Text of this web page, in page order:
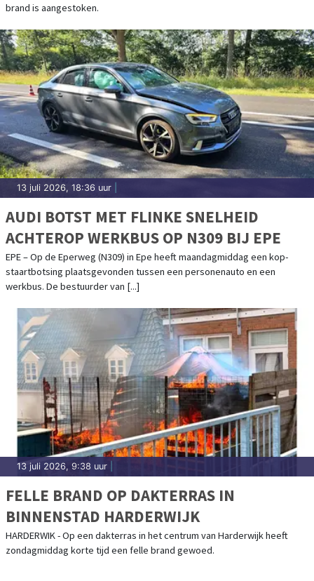
brand is aangestoken.
13 juli 2026, 18:36 uur
AUDI BOTST MET FLINKE SNELHEID
ACHTEROP WERKBUS OP N309 BIJ EPE
EPE – Op de Eperweg (N309) in Epe heeft maandagmiddag een kop-
staartbotsing plaatsgevonden tussen een personenauto en een
werkbus. De bestuurder van [...]
13 juli 2026, 9:38 uur
FELLE BRAND OP DAKTERRAS IN
BINNENSTAD HARDERWIJK
HARDERWIK - Op een dakterras in het centrum van Harderwijk heeft
zondagmiddag korte tijd een felle brand gewoed.